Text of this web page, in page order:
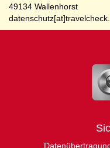
49134 Wallenhorst